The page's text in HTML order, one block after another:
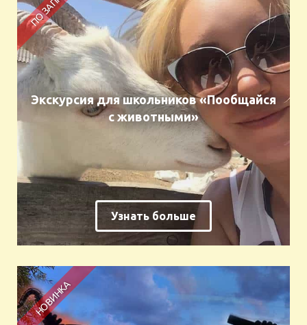
Экскурсия для школьников «Пообщайся
с животными»
Узнать больше